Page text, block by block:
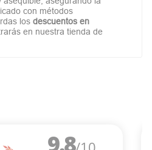
con métodos
losdescuentos en
en nuestra tienda de